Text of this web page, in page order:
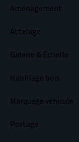
Aménagement
Attelage
Galerie & Échelle
Habillage bois
Marquage véhicule
Portage